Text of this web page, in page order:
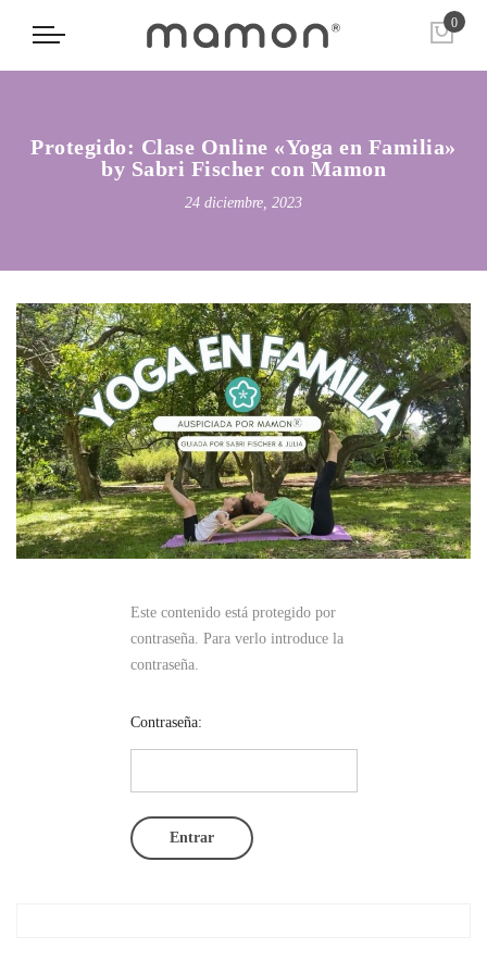
0
Protegido: Clase Online «Yoga en Familia»
by Sabri Fischer con Mamon
24 diciembre, 2023
Este contenido está protegido por
contraseña. Para verlo introduce la
contraseña.
Contraseña: